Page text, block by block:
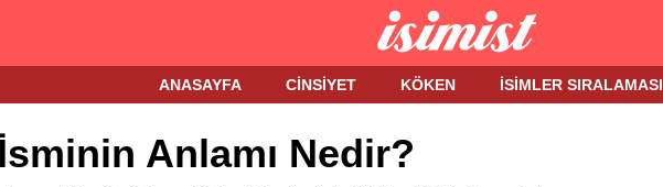
ANASAYFA CINSIYET KÖKEN İSIMLER SIRALAMASI
Anlamı Nedir?